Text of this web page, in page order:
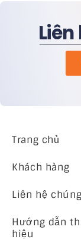
Trang chủ
Khách hàng
Liên hệ
Hướng dẫn
hiệu